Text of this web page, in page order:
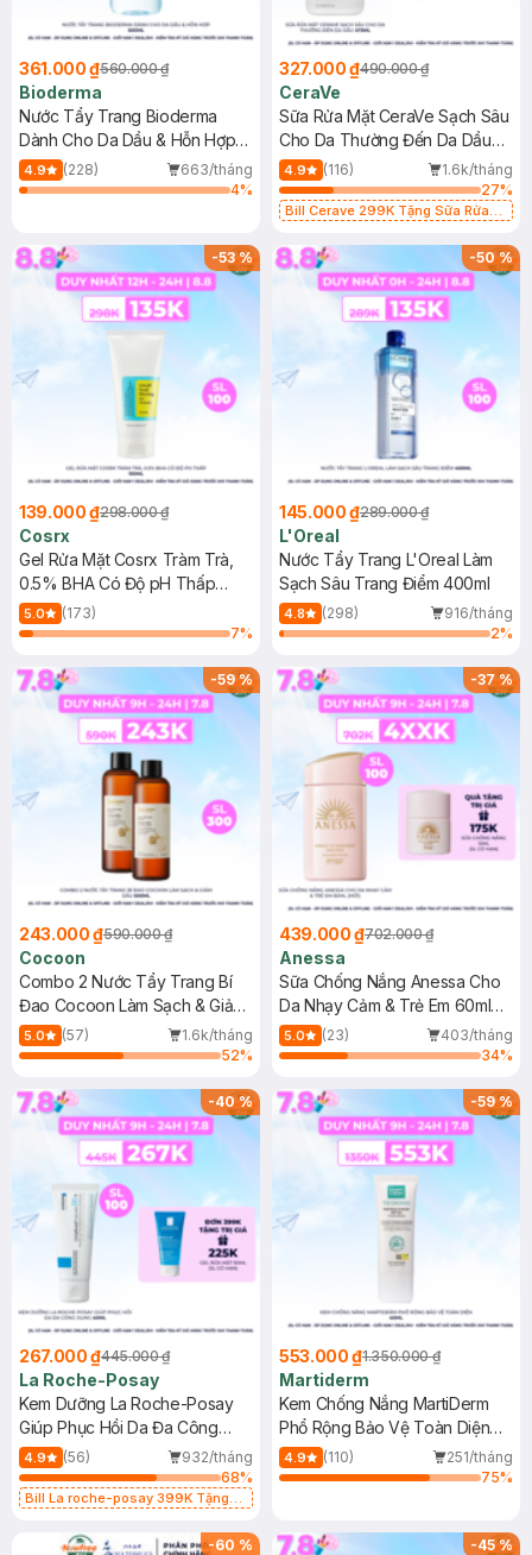
361.000 ₫560.000 ₫
Bioderma
Nước Tẩy Trang Bioderma
Dành Cho Da Dầu & Hỗn Hợp
500ml
4.9 (228)
663/tháng
4%
327.000 ₫490.000 ₫
CeraVe
Sữa Rửa Mặt CeraVe Sạch Sâu
Cho Da Thường Đến Da Dầu
473ml
4.9 (116)
1.6k/tháng
27%
Bill Cerave 299K Tặng Sữa Rửa
-53%
139.000 ₫298.000 ₫
Cosrx
Gel Rửa Mặt Cosrx Tràm Trà,
0.5% BHA Có Độ pH Thấp
150ml
5.0
(173)
7%
-50%
145.000 ₫289.000 ₫
L'Oreal
Nước Tẩy Trang L'Oreal Làm
Sạch Sâu Trang Điểm 400ml
4.8 (298)
916/tháng
2%
-59%
243.000 ₫590.000 ₫
Cocoon
Combo 2 Nước Tẩy Trang Bí
Đao Cocoon Làm Sạch & Giảm
Dầu 500ml
5.0 (57)
1.6k/tháng
52%
-37%
439.000 ₫702.000 ₫
Anessa
Sữa Chống Nắng Anessa Cho
Da Nhạy Cảm & Trẻ Em 60ml
(Mới)
5.0 (23)
403/tháng
34%
-40%
267.000 ₫445.000 ₫
La Roche-Posay
Kem Dưỡng La Roche-Posay
Giúp Phục Hồi Da Đa Công
Dụng 40ml
4.9 (56)
932/tháng
68%
Bill La roche-posay 399K Tặng
(SL có hạn)
-59%
553.000 ₫1.350.000 ₫
Martiderm
Kem Chống Nắng MartiDerm
Phổ Rộng Bảo Vệ Toàn Diện
40ml
4.9 (110)
251/tháng
75%
-60 % -45%